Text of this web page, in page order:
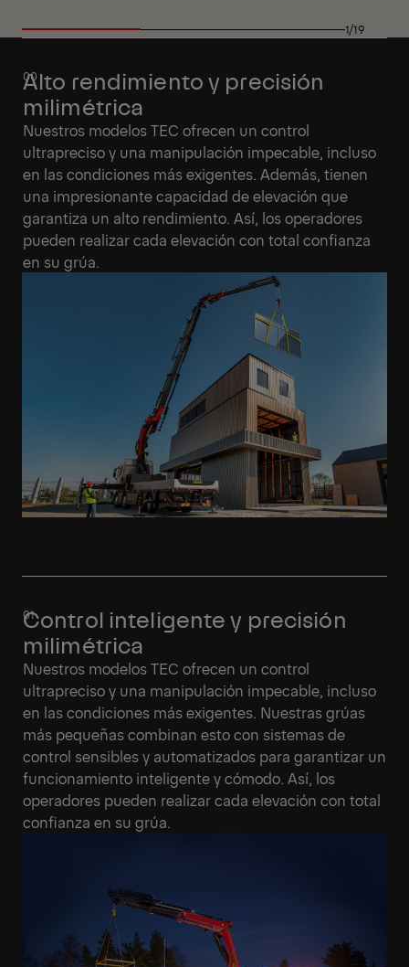
1/19
Alto rendimiento y precisión
milimétrica
Nuestros modelos TEC ofrecen un control
ultrapreciso y una manipulación impecable, incluso
en las condiciones más exigentes. Además, tienen
una impresionante capacidad de elevación que
garantiza un alto rendimiento. Así, los operadores
pueden realizar cada elevación con total confianza
en su grúa.
Control inteligente y precisión
milimétrica
Nuestros modelos TEC ofrecen un control
ultrapreciso y una manipulación impecable, incluso
en las condiciones más exigentes. Nuestras grúas
más pequeñas combinan esto con sistemas de
control sensibles y automatizados para garantizar un
funcionamiento inteligente y cómodo. Así, los
operadores pueden realizar cada elevación con total
confianza en su grúa.